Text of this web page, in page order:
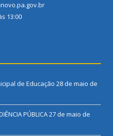
13:00
de Educação 28 de maio de
PÚBLICA27 de maio de